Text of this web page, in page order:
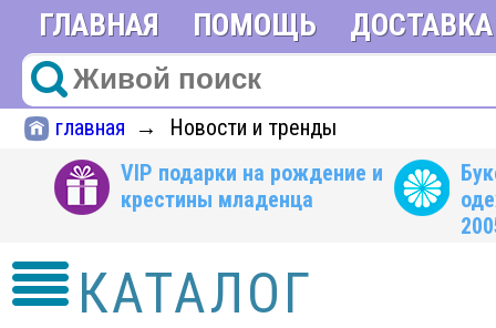
ГЛАВНАЯ ПОМОЩЬ ДОСТАВКА
главная →
Новости и тренды
VIP подарки на рождение и
крестины младенца
КАТАЛОГ